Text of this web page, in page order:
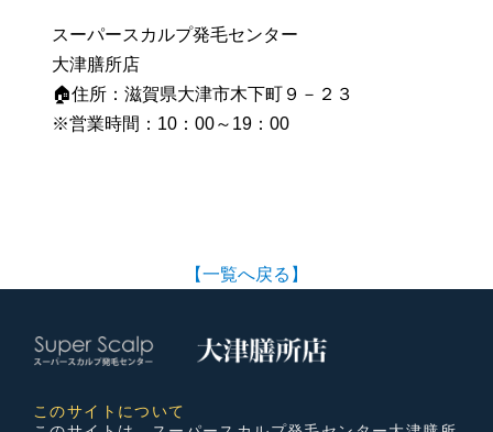
スーパースカルプ発毛センター
大津膳所店
🏠住所：滋賀県大津市木下町９－２３
※営業時間：10：00～19：00
【一覧へ戻る】
このサイトについて